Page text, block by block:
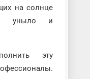
на солнце
уныло и
эту